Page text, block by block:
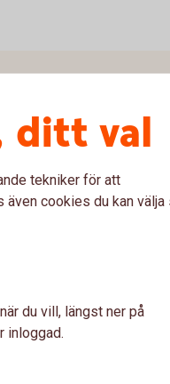
vid
ditt val
tekniker för att
cookies du kan välja
du vill, längst ner på
inloggad.